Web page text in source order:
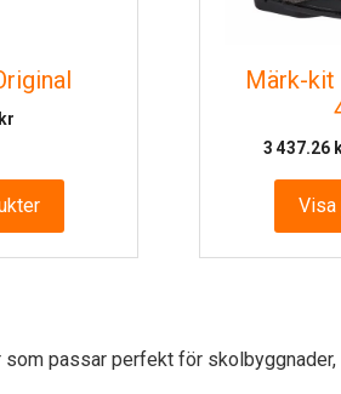
kr
Märk-kit
3 437.26
Visa
passar perfekt för skolbyggnader,